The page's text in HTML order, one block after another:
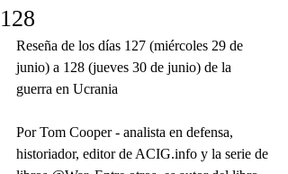
128
Reseña de los días 127 (miércoles 29 de
junio) a 128 (jueves 30 de junio) de la
guerra en Ucrania
Por Tom Cooper - analista en defensa,
historiador, editor de ACIG.info y la serie de